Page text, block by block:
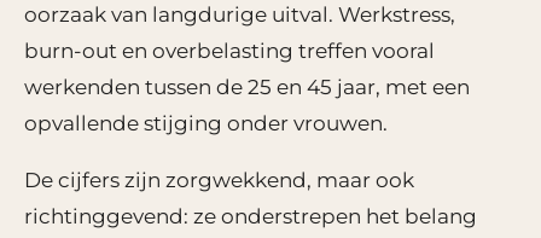
oorzaak van langdurige uitval. Werkstress,
burn-out en overbelasting treffen vooral
werkenden tussen de 25 en 45 jaar, met een
opvallende stijging onder vrouwen.
De cijfers zijn zorgwekkend, maar ook
richtinggevend: ze onderstrepen het belang